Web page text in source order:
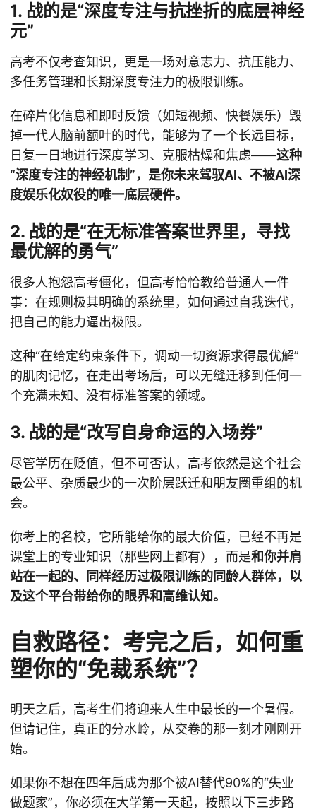
1. 战的是“深度专注与抗挫折的底层神经
元”
高考不仅考查知识，更是一场对意志力、抗压能力、
多任务管理和长期深度专注力的极限训练。
在碎片化信息和即时反馈（如短视频、快餐娱乐）毁
掉一代人脑前额叶的时代，能够为了一个长远目标，
日复一日地进行深度学习、克服枯燥和焦虑——这种
“深度专注的神经机制”，是你未来驾驭AI、不被AI深
度娱乐化奴役的唯一底层硬件。
2. 战的是“在无标准答案世界里，寻找
最优解的勇气”
很多人抱怨高考僵化，但高考恰恰教给普通人一件
事：在规则极其明确的系统里，如何通过自我迭代，
把自己的能力逼出极限。
这种“在给定约束条件下，调动一切资源求得最优解”
的肌肉记忆，在走出考场后，可以无缝迁移到任何一
个充满未知、没有标准答案的领域。
3. 战的是“改写自身命运的入场券”
尽管学历在贬值，但不可否认，高考依然是这个社会
最公平、杂质最少的一次阶层跃迁和朋友圈重组的机
会。
你考上的名校，它所能给你的最大价值，已经不再是
课堂上的专业知识（那些网上都有），而是和你并肩
站在一起的、同样经历过极限训练的同龄人群体，以
及这个平台带给你的眼界和高维认知。
自救路径：考完之后，如何重
塑你的“免裁系统”？
明天之后，高考生们将迎来人生中最长的一个暑假。
但请记住，真正的分水岭，从交卷的那一刻才刚刚开
始。
如果你不想在四年后成为那个被AI替代90%的“失业
做题家”，你必须在大学第一天起，按照以下三步路